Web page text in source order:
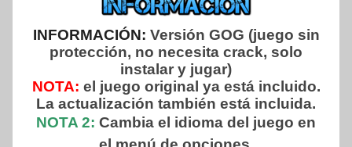
INFORMACIÓN: Versión GOG (juego sin
protección, no necesita crack, solo
instalar y jugar)
NOTA: el juego original ya está incluido.
La actualización también está incluida.
NOTA 2: Cambia el idioma del juego en